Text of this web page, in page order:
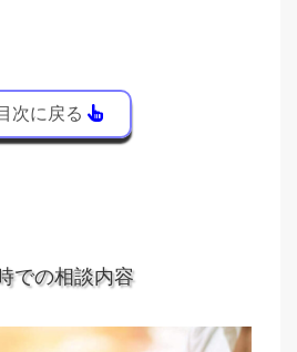
次に戻る
での相談内容